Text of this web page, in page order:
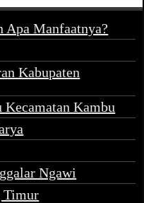
Apa Manfaatnya?
Kabupaten
Kecamatan Kambu
Ngawi
Timur